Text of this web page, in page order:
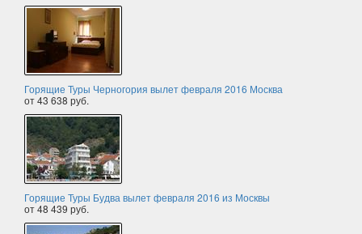
Горящие Туры Черногория вылет февраля 2016 Москва
от 43 638 руб.
Горящие Туры Будва вылет февраля 2016 из Москвы
от 48 439 руб.